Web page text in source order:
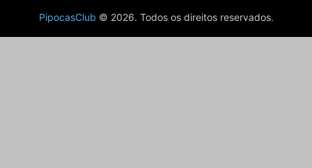
PipocasClub © 2026. Todos os direitos reservados.